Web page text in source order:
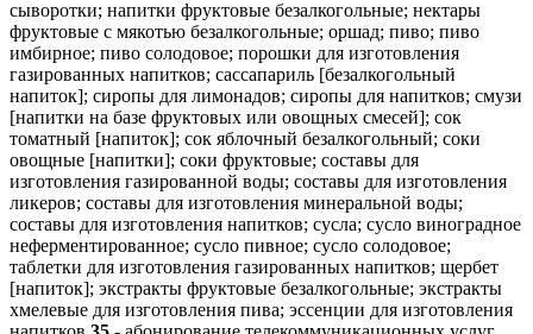
сыворотки; напитки фруктовые безалкогольные; нектары
фруктовые с мякотью безалкогольные; оршад; пиво; пиво
имбирное; пиво солодовое; порошки для изготовления
газированных напитков; сассапариль [безалкогольный
напиток]; сиропы для лимонадов; сиропы для напитков; смузи
[напитки на базе фруктовых или овощных смесей]; сок
томатный [напиток]; сок яблочный безалкогольный; соки
овощные [напитки]; соки фруктовые; составы для
изготовления газированной воды; составы для изготовления
ликеров; составы для изготовления минеральной воды;
составы для изготовления напитков; сусла; сусло виноградное
неферментированное; сусло пивное; сусло солодовое;
таблетки для изготовления газированных напитков; щербет
[напиток]; экстракты фруктовые безалкогольные; экстракты
хмелевые для изготовления пива; эссенции для изготовления